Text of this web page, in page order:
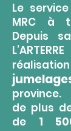
Le
MRC à
Depuis
province.
de plus
de 1